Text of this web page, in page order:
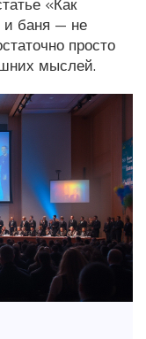
«Как
и баня — не
просто
мыслей.